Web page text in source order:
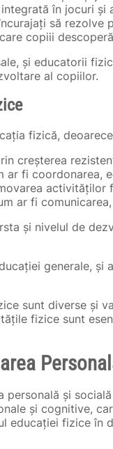
în jocuri
să rezolve
copiii
și educatorii
al copiilor.
fizică,
creșterea
ar fi coordonarea,
activităților
ar fi
și nivelul de
generale, și
sunt diverse și
fizice sunt
și
și cognitive,
educației fizice în